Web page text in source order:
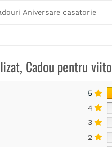
Aniversare casatorie
Cadou pentru
5
4
3
2